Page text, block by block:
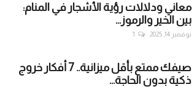
معاني ودلالات رؤية الأشجار في المنام:
بين الخير والرموز...
نوفمبر 14, 2025 1
صيفك ممتع بأقل ميزانية.. 7 أفكار خروج
ذكية بدون الحاجة...